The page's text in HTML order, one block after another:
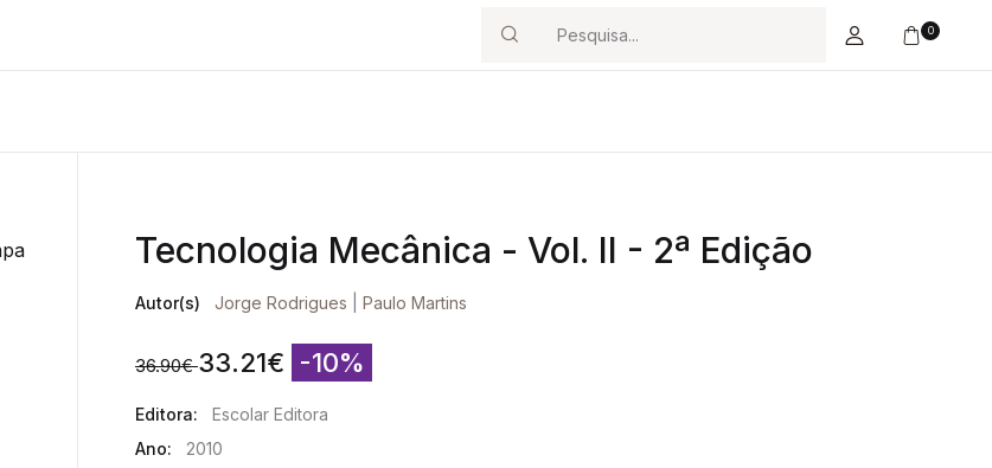
Search
0
Tecnologia Mecânica - Vol. II - 2ª Edição
Autor(s) Jorge Rodrigues Paulo Martins
36.90€ 33.21€ -10%
Editora:
Escolar Editora
Ano:
2010